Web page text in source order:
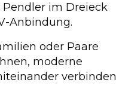
Pendler im Dreieck
Anbindung.
oder Paare
moderne
verbinden